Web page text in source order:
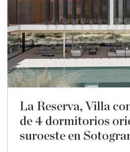
La Reserva, Villa
de 4 dormitorios
suroeste en